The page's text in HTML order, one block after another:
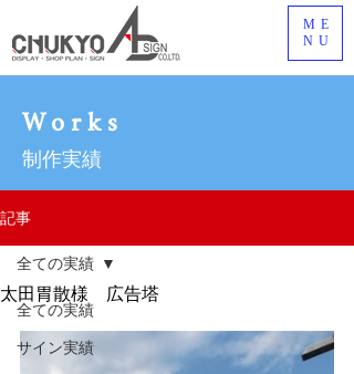
ME
NU
制作実績
Works
記事
全ての実績
サイン実績
全ての実績
太田胃散様 広告塔